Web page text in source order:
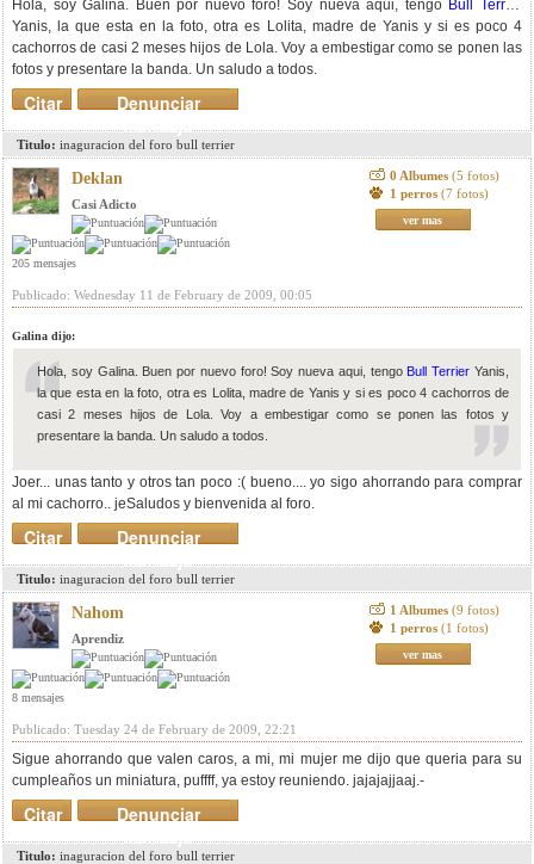
Hola, soy Galina. Buen por nuevo foro! Soy nueva aqui, tengo Bull Terrier
Yanis, la que esta en la foto, otra es Lolita, madre de Yanis y si es poco 4
cachorros de casi 2 meses hijos de Lola. Voy a embestigar como se ponen las
fotos y presentare la banda. Un saludo a todos.
Denunciar
mensaje
Citar
Titulo: inaguracion del foro bull terrier
Deklan
Casi Adicto
205 mensajes
0 Albumes (5 fotos)
1 perros (7 fotos)
ver mas
Publicado: Wednesday 11 de February de 2009, 00:05
Galina dijo:
Hola, soy Galina. Buen por nuevo foro! Soy nueva aqui, tengo Bull Terrier Yanis,
la que esta en la foto, otra es Lolita, madre de Yanis y si es poco 4 cachorros de
casi 2 meses hijos de Lola. Voy a embestigar como se ponen las fotos y
presentare la banda. Un saludo a todos.
Joer... unas tanto y otros tan poco :( bueno.... yo sigo ahorrando para comprar
al mi cachorro.. jeSaludos y bienvenida al foro.
Denunciar
mensaje
Citar
Titulo: inaguracion del foro bull terrier
Nahom
Aprendiz
8 mensajes
1 Albumes (9 fotos)
1 perros (1 fotos)
ver mas
Publicado: Tuesday 24 de February de 2009, 22:21
Sigue ahorrando que valen caros, a mi, mi mujer me dijo que queria para su
cumpleaños un miniatura, puffff, ya estoy reuniendo. jajajajjaaj.-
Denunciar
mensaje
Citar
Titulo: inaguracion del foro bull terrier